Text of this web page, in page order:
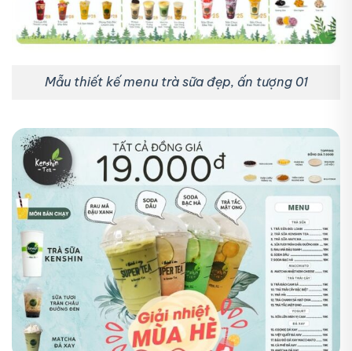
Mẫu thiết kế menu trà sữa đẹp, ấn tượng 01